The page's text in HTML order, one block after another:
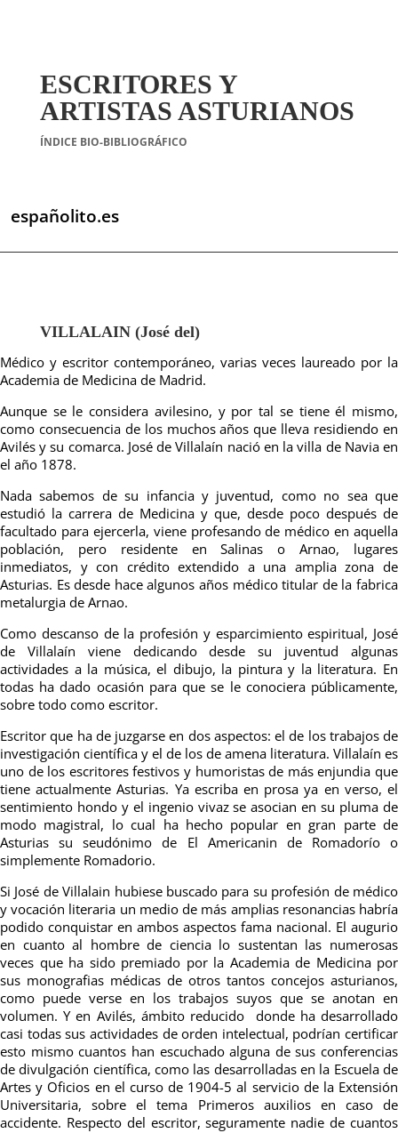
ESCRITORES Y
ARTISTAS ASTURIANOS
ÍNDICE BIO-BIBLIOGRÁFICO
españolito.es
VILLALAIN (José del)
Médico y escritor contemporáneo, varias veces laureado por la
Academia de Medicina de Madrid.
Aunque se le considera avilesino, y por tal se tiene él mismo,
como consecuencia de los muchos años que lleva residiendo en
Avilés y su comarca. José de Villalaín nació en la villa de Navia en
el año 1878.
Nada sabemos de su infancia y juventud, como no sea que
estudió la carrera de Medicina y que, desde poco después de
facultado para ejercerla, viene profesando de médico en aquella
población, pero residente en Salinas o Arnao, lugares
inmediatos, y con crédito extendido a una amplia zona de
Asturias. Es desde hace algunos años médico titular de la fabrica
metalurgia de Arnao.
Como descanso de la profesión y esparcimiento espiritual, José
de Villalaín viene dedicando desde su juventud algunas
actividades a la música, el dibujo, la pintura y la literatura. En
todas ha dado ocasión para que se le conociera públicamente,
sobre todo como escritor.
Escritor que ha de juzgarse en dos aspectos: el de los trabajos de
investigación científica y el de los de amena literatura. Villalaín es
uno de los escritores festivos y humoristas de más enjundia que
tiene actualmente Asturias. Ya escriba en prosa ya en verso, el
sentimiento hondo y el ingenio vivaz se asocian en su pluma de
modo magistral, lo cual ha hecho popular en gran parte de
Asturias su seudónimo de El Americanin de Romadorío o
simplemente Romadorio.
Si José de Villalain hubiese buscado para su profesión de médico
y vocación literaria un medio de más amplias resonancias habría
podido conquistar en ambos aspectos fama nacional. El augurio
en cuanto al hombre de ciencia lo sustentan las numerosas
veces que ha sido premiado por la Academia de Medicina por
sus monografias médicas de otros tantos concejos asturianos,
como puede verse en los trabajos suyos que se anotan en
volumen. Y en Avilés, ámbito reducido donde ha desarrollado
casi todas sus actividades de orden intelectual, podrían certificar
esto mismo cuantos han escuchado alguna de sus conferencias
de divulgación científica, como las desarrolladas en la Escuela de
Artes y Oficios en el curso de 1904-5 al servicio de la Extensión
Universitaria, sobre el tema Primeros auxilios en caso de
accidente. Respecto del escritor, seguramente nadie de cuantos